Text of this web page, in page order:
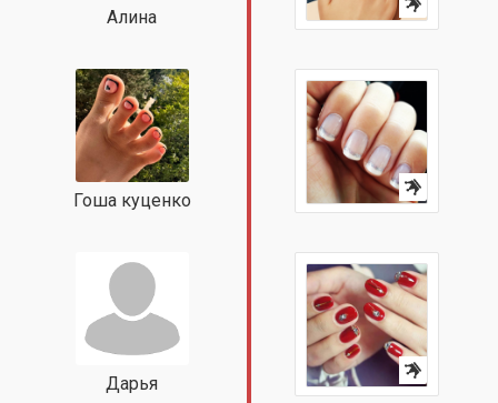
Алина
Гоша куценко
Дарья